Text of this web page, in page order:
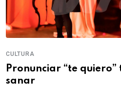
CULTURA
Pronunciar “te quiero” tiene fuerza para
sanar